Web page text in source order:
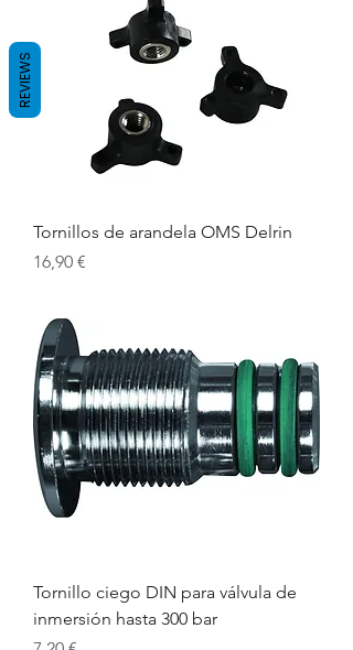
Tornillos de arandela OMS Delrin
Precio
16,90 €
Tornillo ciego DIN para válvula de
inmersión hasta 300 bar
REVIEWS